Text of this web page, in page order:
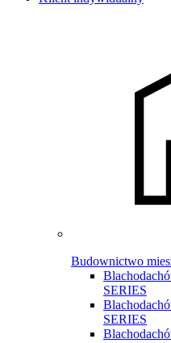
Budownictwo
SERIES
SERIES